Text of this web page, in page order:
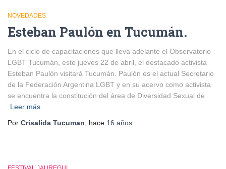
NOVEDADES
Esteban Paulón en Tucumán.
En el ciclo de capacitaciones que lleva adelante el Observatorio
LGBT Tucumán, este jueves 22 de abril, el destacado activista
Esteban Paulón visitará Tucumán. Paulón es el actual Secretario
de la Federación Argentina LGBT y en su acervo como activista
se encuentra la constitución del área de Diversidad Sexual de
Leer más
Por Crisalida Tucuman , hace 16 años